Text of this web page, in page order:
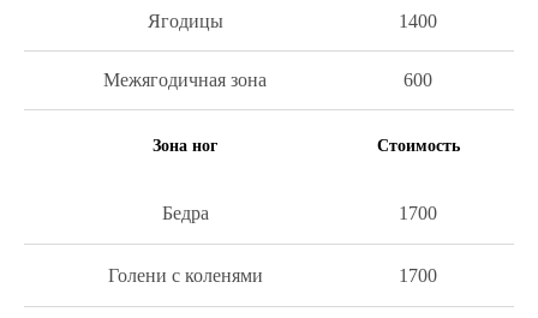
Ягодицы 1400
Межягодичная зона 600
Зона ног Стоимость
Бедра 1700
Голени с коленями 1700